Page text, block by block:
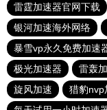
雷霆加速器官网下载
银河加速海外网络
暴雪vp永久免费加速
极光加速器
雷轰
旋风加速
猎豹nvp